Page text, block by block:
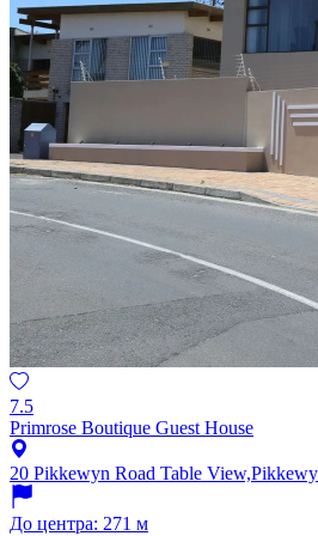
7.5
Primrose Boutique Guest House
20 Pikkewyn Road Table
До центра: 271 м